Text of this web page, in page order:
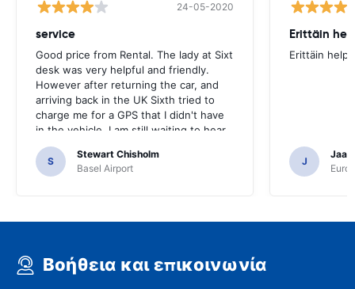
24-05-2020
service
Good price from Rental. The lady at Sixt
desk was very helpful and friendly.
However after returning the car, and
arriving back in the UK Sixth tried to
charge me for a GPS that I didn't have
in the vehicle. I am still waiting to hear
from them if they have rectified the
error.
S
Stewart Chisholm
Basel Airport
Erittäin
Erittäin
J
Βοήθεια και επικοινωνία